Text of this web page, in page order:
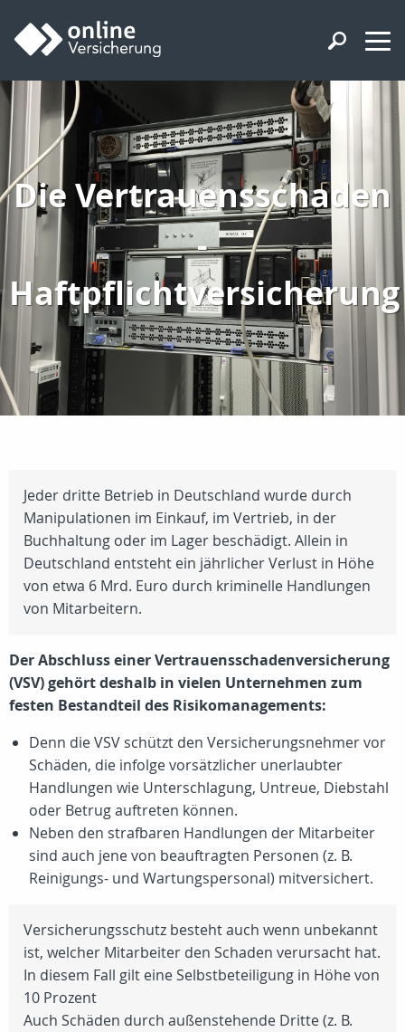
Die Vertrauensschaden
-
Haftpflichtversicherung
Jeder dritte Betrieb in Deutschland wurde durch
Manipulationen im Einkauf, im Vertrieb, in der
Buchhaltung oder im Lager beschädigt. Allein in
Deutschland entsteht ein jährlicher Verlust in Höhe
von etwa 6 Mrd. Euro durch kriminelle Handlungen
von Mitarbeitern.
Der Abschluss einer Vertrauensschadenversicherung
(VSV) gehört deshalb in vielen Unternehmen zum
festen Bestandteil des Risikomanagements:
Denn die VSV schützt den Versicherungsnehmer vor
Schäden, die infolge vorsätzlicher unerlaubter
Handlungen wie Unterschlagung, Untreue, Diebstahl
oder Betrug auftreten können.
Neben den strafbaren Handlungen der Mitarbeiter
sind auch jene von beauftragten Personen (z. B.
Reinigungs- und Wartungspersonal) mitversichert.
Versicherungsschutz besteht auch wenn unbekannt
ist, welcher Mitarbeiter den Schaden verursacht hat.
In diesem Fall gilt eine Selbstbeteiligung in Höhe von
10 Prozent
Auch Schäden durch außenstehende Dritte (z. B.